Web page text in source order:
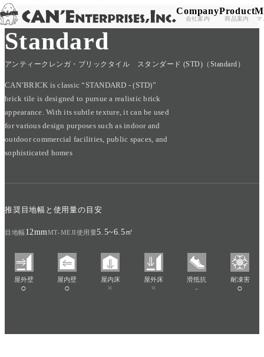
Skip to content Company
会社案内
Product
商品案内 マ
TOP / PRODUCT / Standard
Standard
アンティークレンガ・ブリックタイル スタンダード (STD)（Standard）
CAN’BRICK is classic “STANDARD - (STD)”
brick tile is designed to pursue a realistic brick
appearance. With its subtle texture, it can be used
for various design purposes such as indoor and
outdoor commercial facilities, public spaces, and
sophisticated homes
推奨目地幅と使用量の目安
目地幅 12mmMT-MEJI使用量5.5~6.5㎡
屋外壁
○
屋内壁
○
屋内床
×
屋外床
×
滑抵抗
-
耐凍害
○